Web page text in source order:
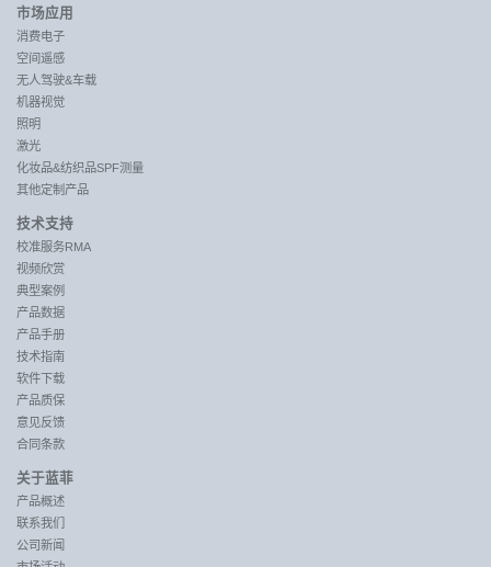
市场应用
消费电子
空间遥感
无人驾驶&车载
机器视觉
照明
激光
化妆品&纺织品SPF测量
其他定制产品
技术支持
校准服务RMA
视频欣赏
典型案例
产品数据
产品手册
技术指南
软件下载
产品质保
意见反馈
合同条款
关于蓝菲
产品概述
联系我们
公司新闻